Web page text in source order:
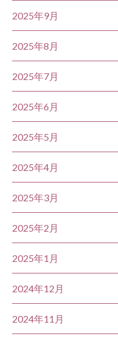
2025年9月
2025年8月
2025年7月
2025年6月
2025年5月
2025年4月
2025年3月
2025年2月
2025年1月
2024年12月
2024年11月